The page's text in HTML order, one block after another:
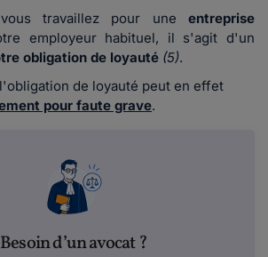
travaillez pour une entreprise
employeur habituel, il s'agit d'un
obligation de loyauté (5).
de loyauté peut en effet
pour faute grave.
Besoin d’un avocat ?